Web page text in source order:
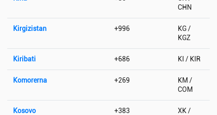
CHN
Kirgizistan +996
KG /
KGZ
Kiribati +686 KI / KIR
Komorerna +269
KM /
COM
Kosovo +383
XK /